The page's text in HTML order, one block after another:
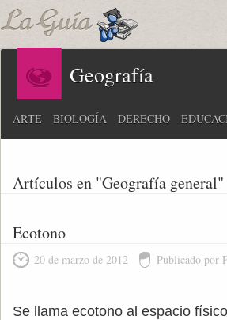
Geografía
ARTE BIOLOGÍA DERECHO
Artículos en "Geografía general"
Ecotono
20 de marzo de 2012 Publicado por
Se llama ecotono al espacio